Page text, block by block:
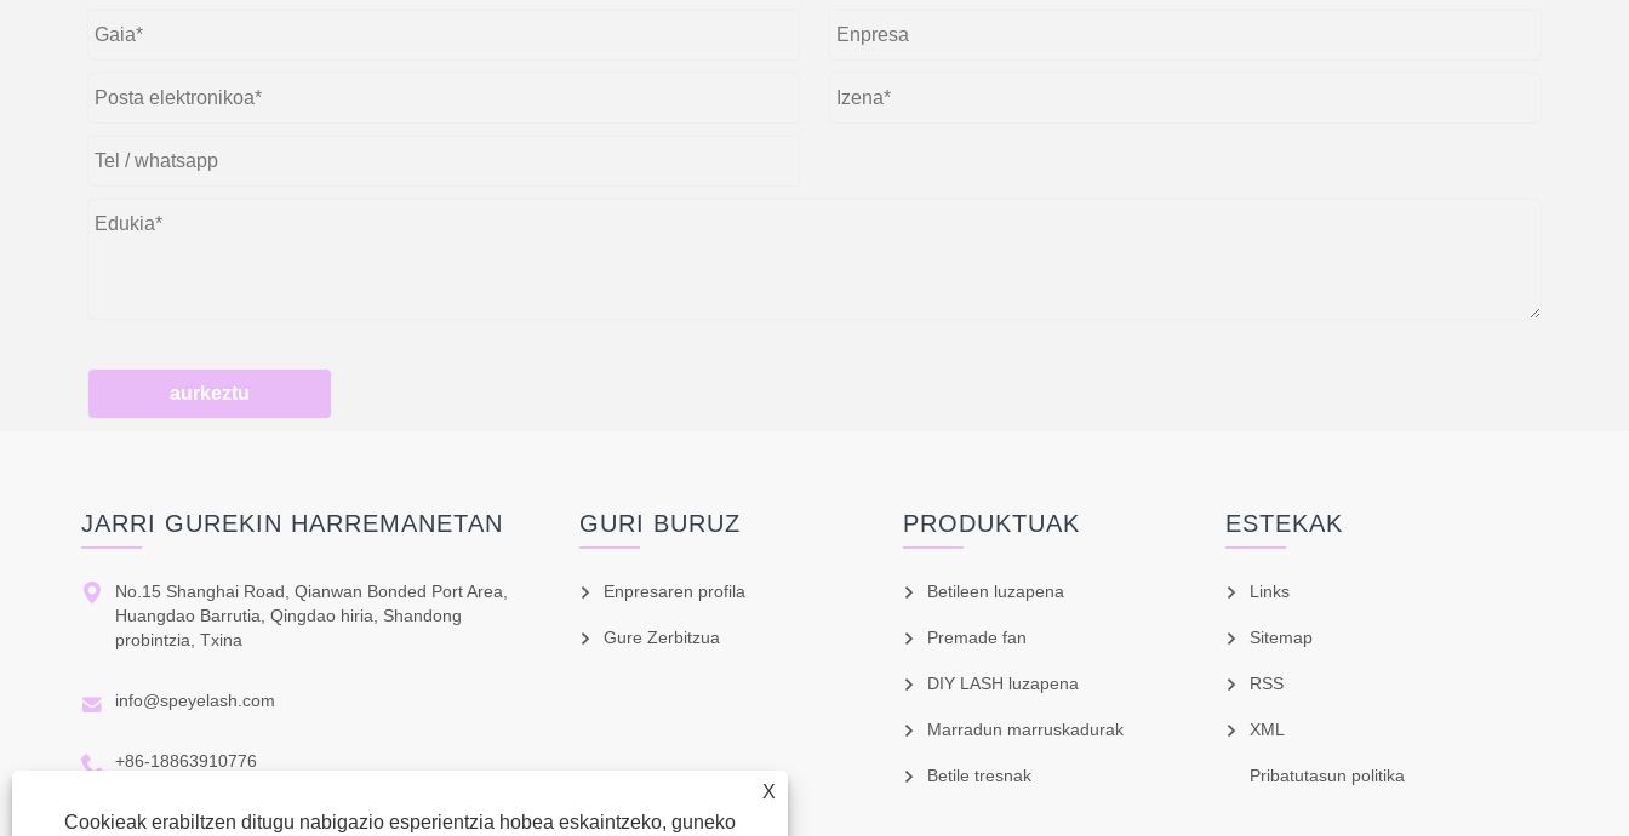
aurkeztu
X
Cookieak erabiltzen ditugu nabigazio esperientzia hobea eskaintzeko, guneko
JARRI GUREKIN HARREMANETAN

No.15 Shanghai Road, Qianwan Bonded Port Area,
Huangdao Barrutia, Qingdao hiria, Shandong
probintzia, Txina
 info@speyelash.com
 +86-18863910776
GURI BURUZ
Enpresaren profila
Gure Zerbitzua
PRODUKTUAK
Betileen luzapena
Premade fan
DIY LASH luzapena
Marradun marruskadurak
Betile tresnak
ESTEKAK
Links
Sitemap
RSS
XML
Pribatutasun politika